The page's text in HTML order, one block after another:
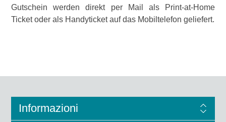
Gutschein werden direkt per Mail als Print-at-Home
Ticket oder als Handyticket auf das Mobiltelefon geliefert.
Informazioni